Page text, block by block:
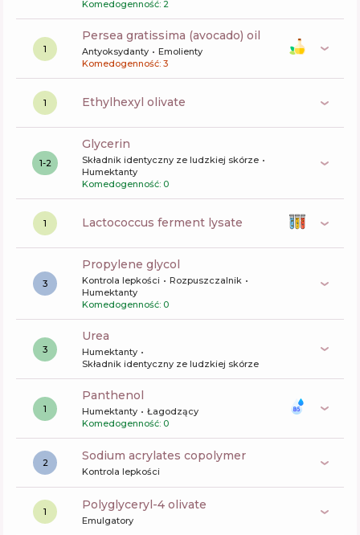
Komedogenność: 2
1
persea gratissima (avocado) oil
Antyoksydanty
Emolienty
Komedogenność: 3
1 ethylhexyl olivate
1-2
glycerin
Składnik identyczny ze ludzkiej skórze
Humektanty
Komedogenność: 0
1 lactococcus ferment lysate
3
propylene glycol
Kontrola lepkości
Rozpuszczalnik
Humektanty
Komedogenność: 0
3
urea
Humektanty
Składnik identyczny ze ludzkiej skórze
1
panthenol
Humektanty
Łagodzący
Komedogenność: 0
2 sodium acrylates copolymer
Kontrola lepkości
1 polyglyceryl-4 olivate
Emulgatory